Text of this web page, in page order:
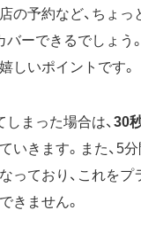
の予約など、ちょっ
ーできるでしょう
しいポイントです。
まった場合は、30
いきます。また、5
っており、これを
きません。